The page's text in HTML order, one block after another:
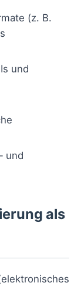
(z. B.
und
und
als